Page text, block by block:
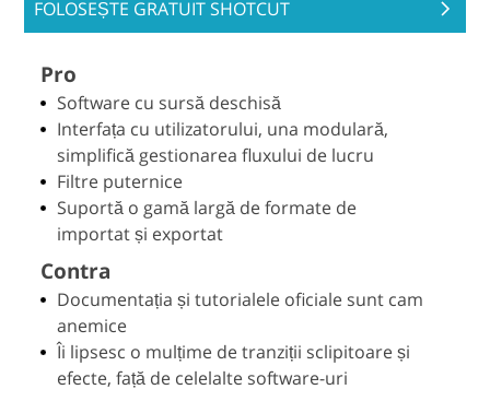
FOLOSEȘTE GRATUIT SHOTCUT
Pro
Software cu sursă deschisă
Interfața cu utilizatorului, una modulară,
simplifică gestionarea fluxului de lucru
Filtre puternice
Suportă o gamă largă de formate de
importat și exportat
Contra
Documentația și tutorialele oficiale sunt cam
anemice
Îi lipsesc o mulțime de tranziții sclipitoare și
efecte, față de celelalte software-uri